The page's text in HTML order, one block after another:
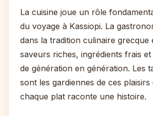
La cuisine joue un rôle
du voyage à Kassiopi. La
dans la tradition culinaire grecque
saveurs riches, ingrédients frais
de génération en génération. Les
sont les gardiennes de ces
chaque plat raconte une histoire.